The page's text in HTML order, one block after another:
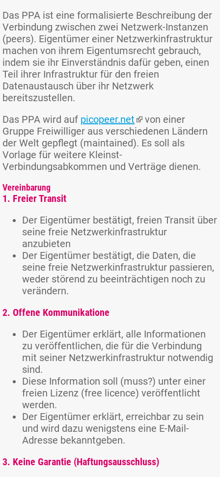
Das PPA ist eine formalisierte Beschreibung der
Verbindung zwischen zwei Netzwerk-Instanzen
(peers). Eigentümer einer Netzwerkinfrastruktur
machen von ihrem Eigentumsrecht gebrauch,
indem sie ihr Einverständnis dafür geben, einen
Teil ihrer Infrastruktur für den freien
Datenaustausch über ihr Netzwerk
bereitszustellen.
Das PPA wird auf picopeer.net
von einer
Gruppe Freiwilliger aus verschiedenen Ländern
der Welt gepflegt (maintained). Es soll als
Vorlage für weitere Kleinst-
Verbindungsabkommen und Verträge dienen.
Vereinbarung
1. Freier Transit
Der Eigentümer bestätigt, freien Transit über
seine freie Netzwerkinfrastruktur
anzubieten
Der Eigentümer bestätigt, die Daten, die
seine freie Netzwerkinfrastruktur passieren,
weder störend zu beeinträchtigen noch zu
verändern.
2. Offene Kommunikatione
Der Eigentümer erklärt, alle Informationen
zu veröffentlichen, die für die Verbindung
mit seiner Netzwerkinfrastruktur notwendig
sind.
Diese Information soll (muss?) unter einer
freien Lizenz (free licence) veröffentlicht
werden.
Der Eigentümer erklärt, erreichbar zu sein
und wird dazu wenigstens eine E-Mail-
Adresse bekanntgeben.
3. Keine Garantie (Haftungsausschluss)